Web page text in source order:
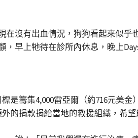
沒有出血情況，狗狗看起來似
早上牠待在診所內休息，晚上
籌集4,000雷亞爾（約716元美
的捐款捐給當地的救援組織，希望